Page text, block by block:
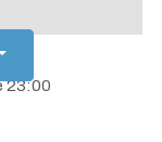
23:00